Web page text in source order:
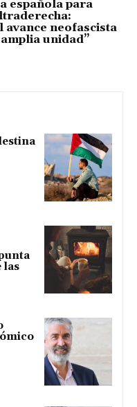
española para
avance neofascista
unidad”
las